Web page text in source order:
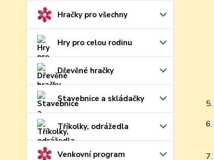
Hračky pro všechny
Hry pro celou rodinu
Dřevěné hračky
Stavebnice a skládačky
Tříkolky, odrážedla
Venkovní program